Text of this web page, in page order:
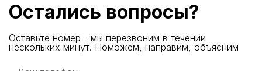
Остались вопросы?
Оставьте номер - мы перезвоним в течении
нескольких минут. Поможем, направим, объясним